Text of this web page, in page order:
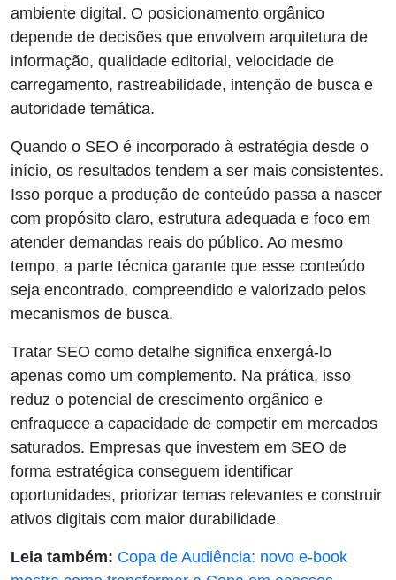
ambiente digital. O posicionamento orgânico
depende de decisões que envolvem arquitetura de
informação, qualidade editorial, velocidade de
carregamento, rastreabilidade, intenção de busca e
autoridade temática.
Quando o SEO é incorporado à estratégia desde o
início, os resultados tendem a ser mais consistentes.
Isso porque a produção de conteúdo passa a nascer
com propósito claro, estrutura adequada e foco em
atender demandas reais do público. Ao mesmo
tempo, a parte técnica garante que esse conteúdo
seja encontrado, compreendido e valorizado pelos
mecanismos de busca.
Tratar SEO como detalhe significa enxergá-lo
apenas como um complemento. Na prática, isso
reduz o potencial de crescimento orgânico e
enfraquece a capacidade de competir em mercados
saturados. Empresas que investem em SEO de
forma estratégica conseguem identificar
oportunidades, priorizar temas relevantes e construir
ativos digitais com maior durabilidade.
Leia também: Copa de Audiência: novo e-book